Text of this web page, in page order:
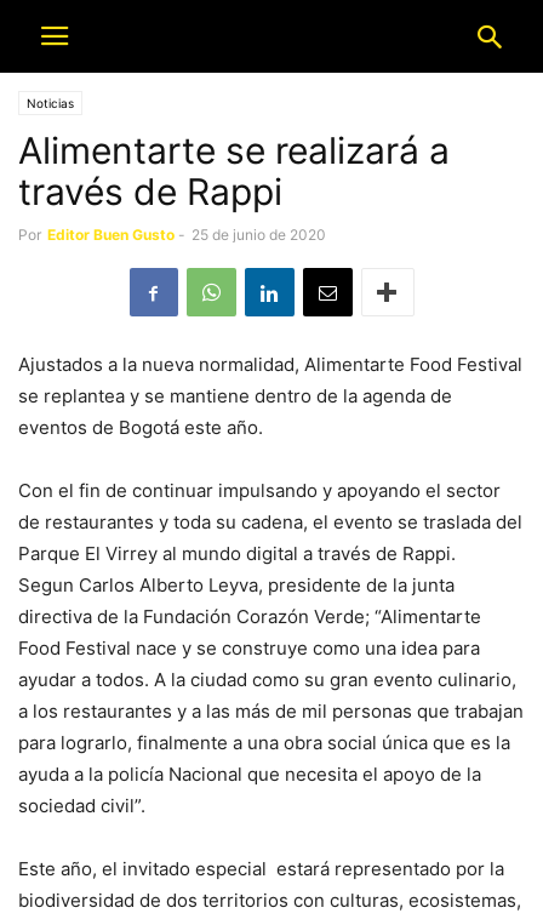
Noticias
Alimentarte se realizará a
través de Rappi
Por Editor Buen Gusto - 25 de junio de 2020
Ajustados a la nueva normalidad, Alimentarte Food Festival
se replantea y se mantiene dentro de la agenda de
eventos de Bogotá este año.
Con el fin de continuar impulsando y apoyando el sector
de restaurantes y toda su cadena, el evento se traslada del
Parque El Virrey al mundo digital a través de Rappi.
Segun Carlos Alberto Leyva, presidente de la junta
directiva de la Fundación Corazón Verde; “Alimentarte
Food Festival nace y se construye como una idea para
ayudar a todos. A la ciudad como su gran evento culinario,
a los restaurantes y a las más de mil personas que trabajan
para lograrlo, finalmente a una obra social única que es la
ayuda a la policía Nacional que necesita el apoyo de la
sociedad civil”.
Este año, el invitado especial estará representado por la
biodiversidad de dos territorios con culturas, ecosistemas,